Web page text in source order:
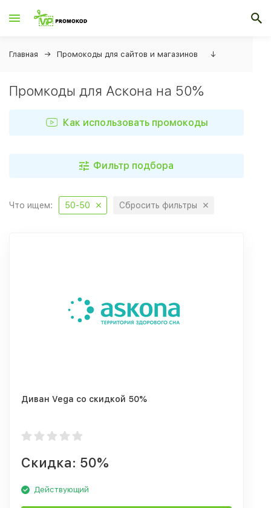
Главная Промокоды для сайтов и магазинов ↓
Промкоды для Аскона на 50%
Как использовать промокоды
Фильтр подбора
Что ищем: 50-50 Сбросить фильтры
Диван Vega со скидкой 50%
Скидка: 50%
Действующий